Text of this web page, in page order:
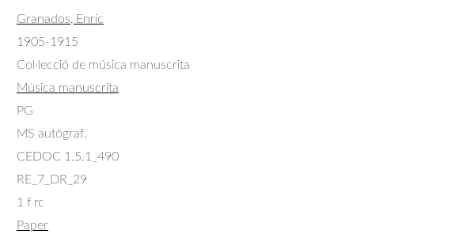
Granados, Enric
1905-1915
Col·lecció de música manuscrita
Música manuscrita
PG
MS autògraf.
CEDOC 1.5.1_490
RE_7_DR_29
1 f rc
Paper